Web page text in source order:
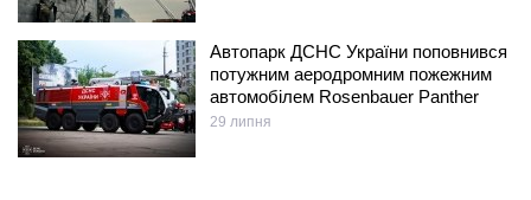
Автопарк ДСНС України поповнився
потужним аеродромним пожежним
автомобілем Rosenbauer Panther
29 липня